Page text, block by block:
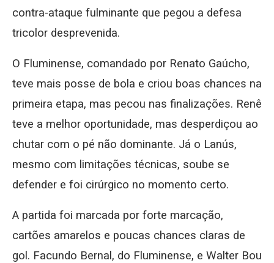
contra-ataque fulminante que pegou a defesa
tricolor desprevenida.
O Fluminense, comandado por Renato Gaúcho,
teve mais posse de bola e criou boas chances na
primeira etapa, mas pecou nas finalizações. Renê
teve a melhor oportunidade, mas desperdiçou ao
chutar com o pé não dominante. Já o Lanús,
mesmo com limitações técnicas, soube se
defender e foi cirúrgico no momento certo.
A partida foi marcada por forte marcação,
cartões amarelos e poucas chances claras de
gol. Facundo Bernal, do Fluminense, e Walter Bou